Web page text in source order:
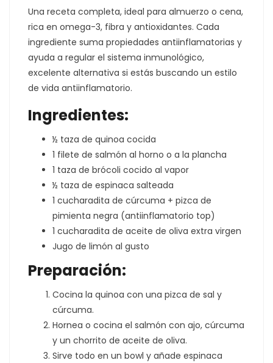
Una receta completa, ideal para almuerzo o cena,
rica en omega-3, fibra y antioxidantes. Cada
ingrediente suma propiedades antiinflamatorias y
ayuda a regular el sistema inmunológico,
excelente alternativa si estás buscando un estilo
de vida antiinflamatorio.
Ingredientes:
½ taza de quinoa cocida
1 filete de salmón al horno o a la plancha
1 taza de brócoli cocido al vapor
½ taza de espinaca salteada
1 cucharadita de cúrcuma + pizca de
pimienta negra (antiinflamatorio top)
1 cucharadita de aceite de oliva extra virgen
Jugo de limón al gusto
Preparación:
Cocina la quinoa con una pizca de sal y
cúrcuma.
Hornea o cocina el salmón con ajo, cúrcuma
y un chorrito de aceite de oliva.
Sirve todo en un bowl y añade espinaca